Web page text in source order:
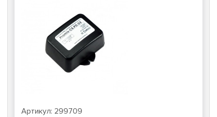
Артикул: 299709